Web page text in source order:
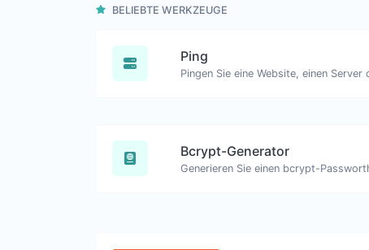
BELIEBTE WERKZEUGE
Ping
Bcrypt-Generator